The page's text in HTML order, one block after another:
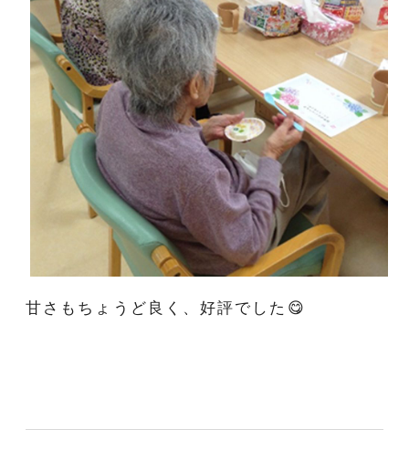
甘さもちょうど良く、好評でした😋